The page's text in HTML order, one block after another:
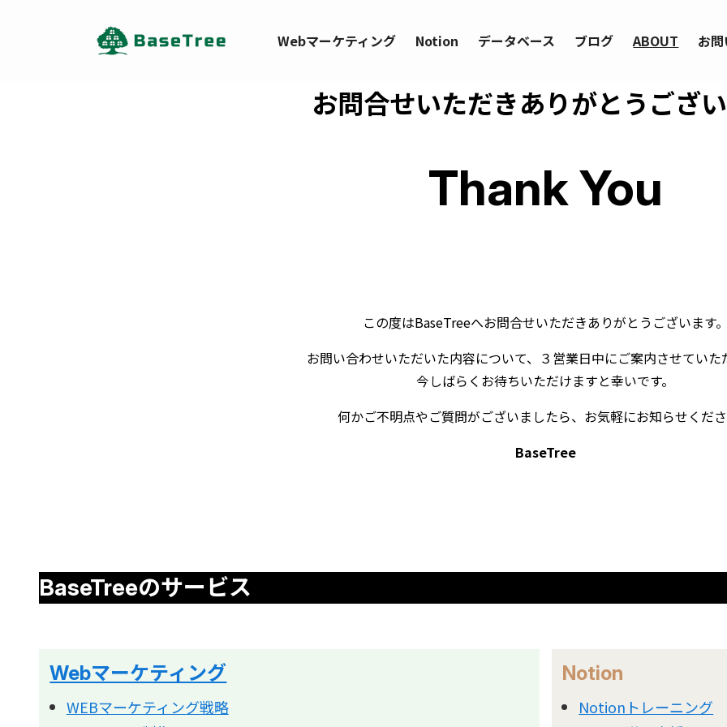
Webマーケティング Notion データベース ブログ ABOUT お
お問合せいただきありがとうござ
Thank You
この度はBaseTreeへお問合せいただきありがとうございます
お問い合わせいただいた内容について、３営業日中にご案内させていた
今しばらくお待ちいただけますと幸いです。
何かご不明点やご質問がございましたら、お気軽にお知らせくだ
BaseTree
BaseTreeのサービス
Webマーケティング
WEBマーケティング戦略
Notion
Notionトレーニング